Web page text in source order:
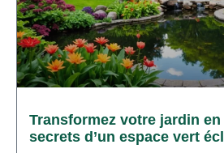
Transformez votre jardin
secrets d’un espace vert